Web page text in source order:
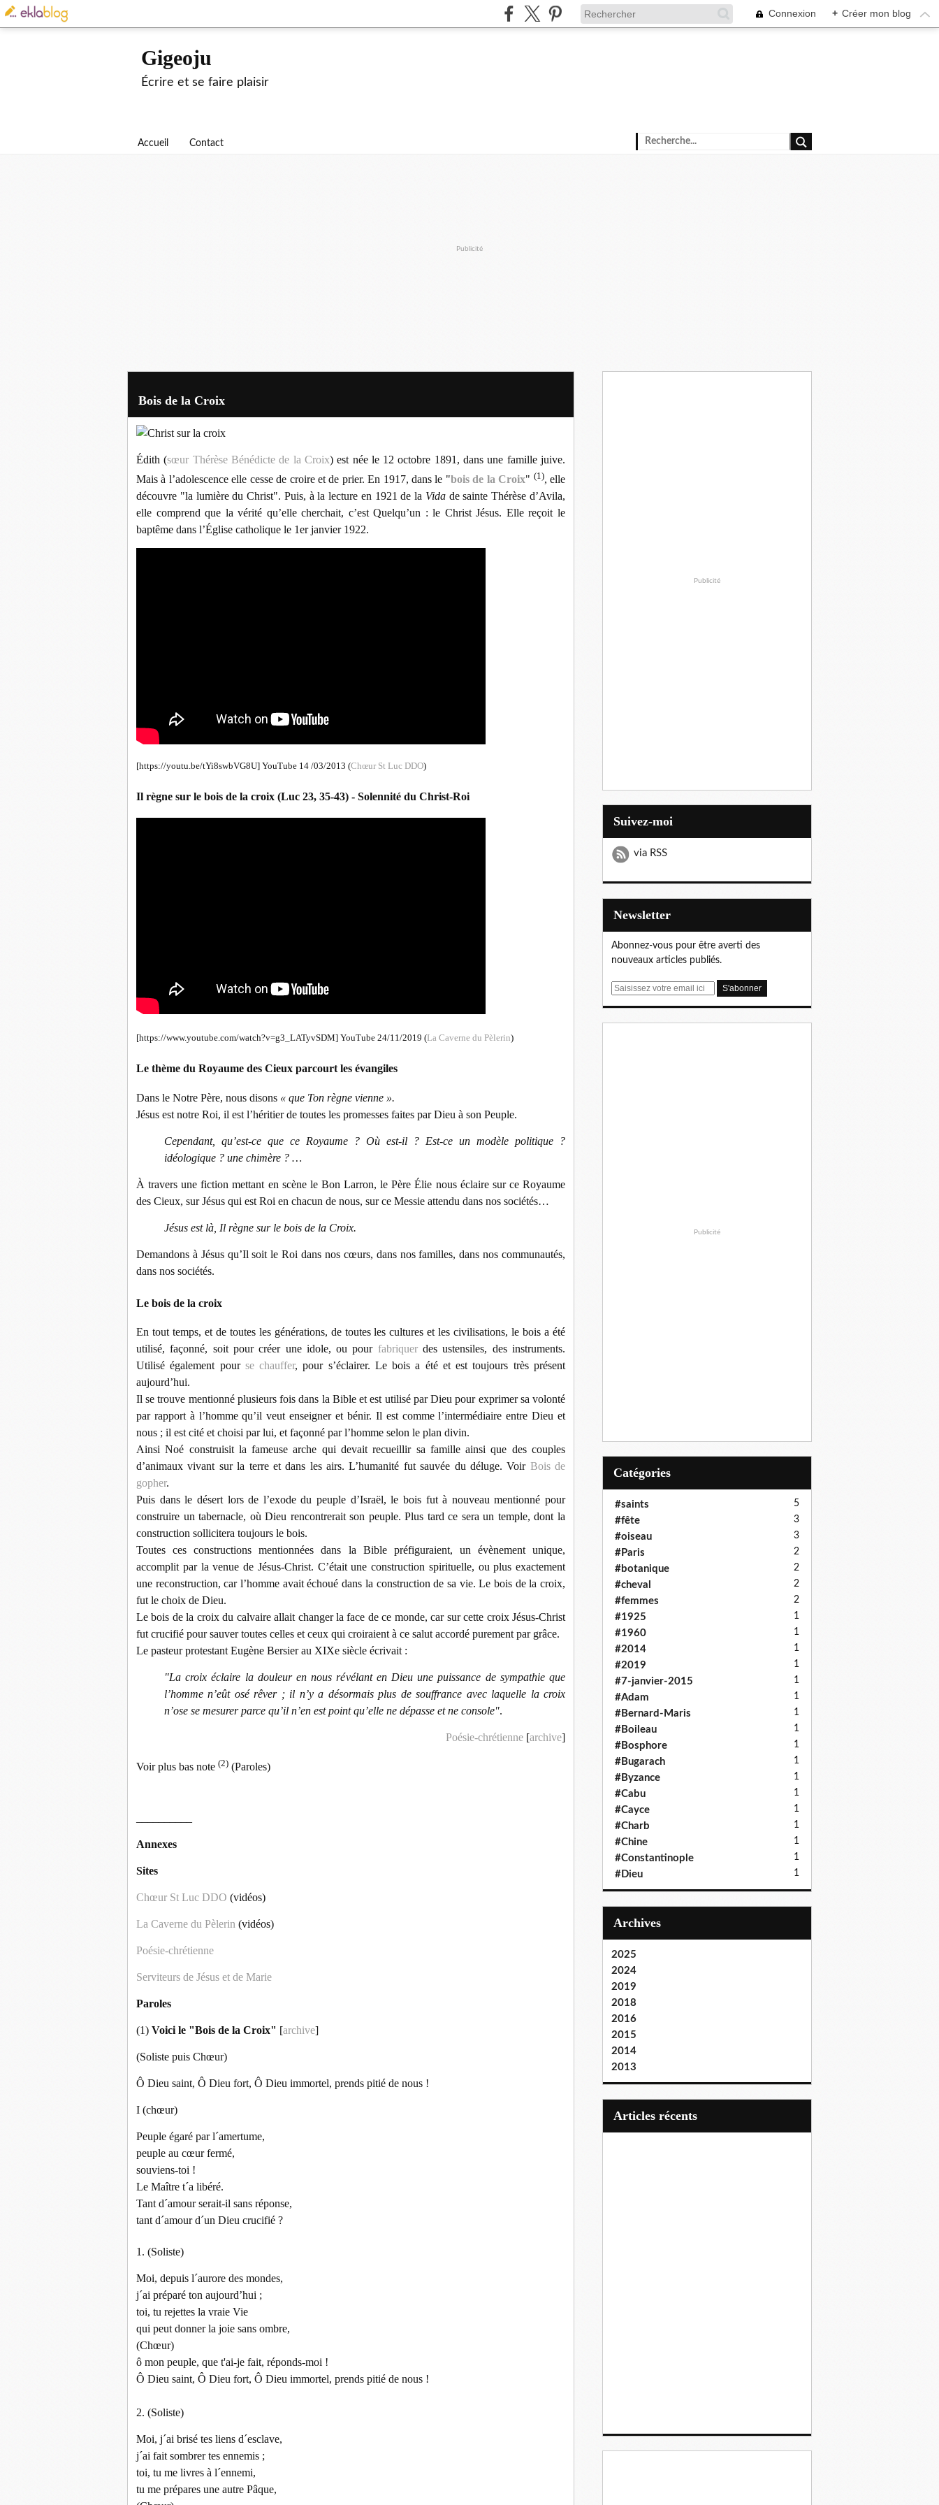
Connexion + Créer mon blog
Gigeoju
Écrire et se faire plaisir
Accueil Contact
Publicité
Bois de la Croix
Édith (sœur Thérèse Bénédicte de la Croix) est née le 12 octobre 1891, dans une famille juive.
Mais à l’adolescence elle cesse de croire et de prier. En 1917, dans le "bois de la Croix" (1), elle
découvre "la lumière du Christ". Puis, à la lecture en 1921 de la Vidade sainte Thérèse d’Avila,
elle comprend que la vérité qu’elle cherchait, c’est Quelqu’un : le Christ Jésus. Elle reçoit le
baptême dans l’Église catholique le 1er janvier 1922.
[https://youtu.be/tYi8swbVG8U] YouTube 14 /03/2013 (Chœur St Luc DDO)
Il règne sur le bois de la croix (Luc 23, 35-43) - Solennité du Christ-Roi
[https://www.youtube.com/watch?v=g3_LATyvSDM] YouTube 24/11/2019 (La Caverne du Pèlerin)
Le thème du Royaume des Cieux parcourt les évangiles
Dans le Notre Père, nous disons « que Ton règne vienne ».
Jésus est notre Roi, il est l’héritier de toutes les promesses faites par Dieu à son Peuple.
Cependant, qu’est-ce que ce Royaume ? Où est-il ? Est-ce un modèle politique ?
idéologique ? une chimère ? …
À travers une fiction mettant en scène le Bon Larron, le Père Élie nous éclaire sur ce Royaume
des Cieux, sur Jésus qui est Roi en chacun de nous, sur ce Messie attendu dans nos sociétés…
Jésus est là, Il règne sur le bois de la Croix.
Demandons à Jésus qu’Il soit le Roi dans nos cœurs, dans nos familles, dans nos communautés,
dans nos sociétés.
Le bois de la croix
En tout temps, et de toutes les générations, de toutes les cultures et les civilisations, le bois a été
utilisé, façonné, soit pour créer une idole, ou pour fabriquerdes ustensiles, des instruments.
Utilisé également pour se chauffer, pour s’éclairer. Le bois a été et est toujours très présent
aujourd’hui.
Il se trouve mentionné plusieurs fois dans la Bible et est utilisé par Dieu pour exprimer sa volonté
par rapport à l’homme qu’il veut enseigner et bénir. Il est comme l’intermédiaire entre Dieu et
nous ; il est cité et choisi par lui, et façonné par l’homme selon le plan divin.
Ainsi Noé construisit la fameuse arche qui devait recueillir sa famille ainsi que des couples
d’animaux vivant sur la terre et dans les airs. L’humanité fut sauvée du déluge. Voir Bois de
gopher.
Puis dans le désert lors de l’exode du peuple d’Israël, le bois fut à nouveau mentionné pour
construire un tabernacle, où Dieu rencontrerait son peuple. Plus tard ce sera un temple, dont la
construction sollicitera toujours le bois.
Toutes ces constructions mentionnées dans la Bible préfiguraient, un évènement unique,
accomplit par la venue de Jésus-Christ. C’était une construction spirituelle, ou plus exactement
une reconstruction, car l’homme avait échoué dans la construction de sa vie. Le bois de la croix,
fut le choix de Dieu.
Le bois de la croix du calvaire allait changer la face de ce monde, car sur cette croix Jésus-Christ
fut crucifié pour sauver toutes celles et ceux qui croiraient à ce salut accordé purement par grâce.
Le pasteur protestant Eugène Bersier au XIXe siècle écrivait :
"La croix éclaire la douleur en nous révélant en Dieu une puissance de sympathie que
l’homme n’eût osé rêver ; il n’y a désormais plus de souffrance avec laquelle la croix
n’ose se mesurer parce qu’il n’en est point qu’elle ne dépasse et ne console".
Poésie-chrétienne [archive]
Voir plus bas note (2) (Paroles)
Annexes
Sites
Chœur St Luc DDO (vidéos)
La Caverne du Pèlerin (vidéos)
Poésie-chrétienne
Serviteurs de Jésus et de Marie
Paroles
(1) Voici le "Bois de la Croix" [archive]
(Soliste puis Chœur)
Ô Dieu saint, Ô Dieu fort, Ô Dieu immortel, prends pitié de nous !
I (chœur)
Peuple égaré par l´amertume,
peuple au cœur fermé,
souviens-toi !
Le Maître t´a libéré.
Tant d´amour serait-il sans réponse,
tant d´amour d´un Dieu crucifié ?
1. (Soliste)
Moi, depuis l´aurore des mondes,
j´ai préparé ton aujourd’hui ;
toi, tu rejettes la vraie Vie
qui peut donner la joie sans ombre,
(Chœur)
ô mon peuple, que t'ai-je fait, réponds-moi !
Ô Dieu saint, Ô Dieu fort, Ô Dieu immortel, prends pitié de nous !
2. (Soliste)
Moi, j´ai brisé tes liens d´esclave,
j´ai fait sombrer tes ennemis ;
toi, tu me livres à l´ennemi,
tu me prépares une autre Pâque,
Publicité
Suivez-moi
via RSS
Newsletter
Abonnez-vous pour être averti des
nouveaux articles publiés.
E
Publicité
Catégories
#saints 5
#fête 3
#oiseau 3
#Paris 2
#botanique 2
#cheval 2
#femmes 2
#1925 1
#1960 1
#2014 1
#2019 1
#7-janvier-2015 1
#Adam 1
#Bernard-Maris 1
#Boileau 1
#Bosphore 1
#Bugarach 1
#Byzance 1
#Cabu 1
#Cayce 1
#Charb 1
#Chine 1
#Constantinople 1
#Dieu 1
Archives
2025
2024
2019
2018
2016
2015
2014
2013
articles récents